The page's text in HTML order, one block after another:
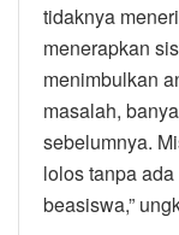
tidaknya
menerapkan
menimbulkan
masalah,
sebelumnya.
lolos tanpa
beasiswa,”